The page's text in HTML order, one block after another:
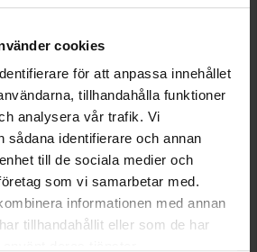
cookies
för att anpassa innehållet
tillhandahålla funktioner
analysera vår trafik. Vi
sådana identifierare och annan
till de sociala medier och
som vi samarbetar med.
informationen med annan
tillhandahållit eller som de har
Stretchbälte
Från